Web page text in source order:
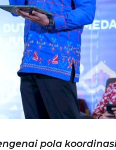
pola